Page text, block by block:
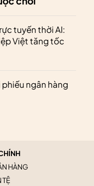
tuyến thời AI:
Việt tăng tốc
ngân hàng
HÀNG
TỆ